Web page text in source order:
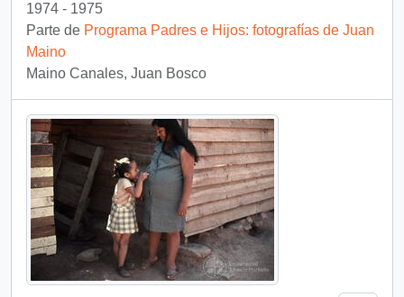
1974 - 1975
Parte de Programa Padres e Hijos: fotografías de Juan
Maino
Maino Canales, Juan Bosco